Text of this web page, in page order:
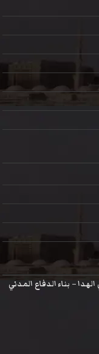
– بناء الدفاع المدني